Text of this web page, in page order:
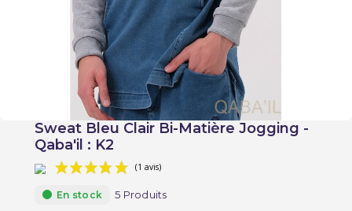
Sweat Bleu Clair Bi-Matière Jogging -
Qaba'il : K2
En stock 5 Produits